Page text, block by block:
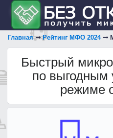
Главная Рейтинг МФО 2024
Быстрый
по выгодным
режиме